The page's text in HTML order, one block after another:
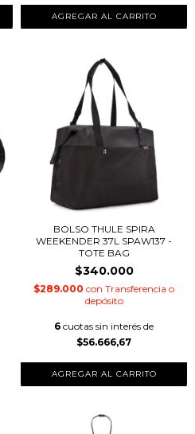
AGREGAR AL CARRITO
BOLSO THULE SPIRA
WEEKENDER 37L SPAW137 -
TOTE BAG
$340.000
$289.000 con Transferencia o
depósito
6 cuotas sin interés de
$56.666,67